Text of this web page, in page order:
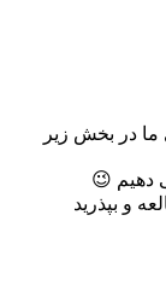
در بخش زیر
دهیم 😉
و بپذرید